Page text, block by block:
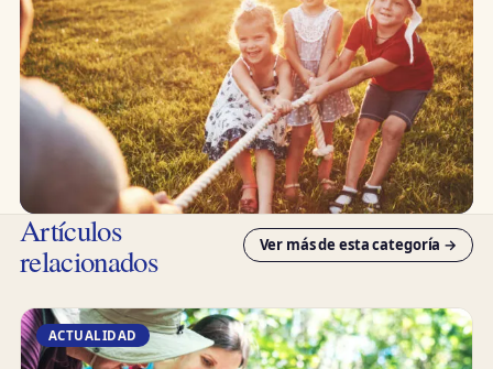
Artículos
relacionados Ver más de esta categoría →
ACTUALIDAD